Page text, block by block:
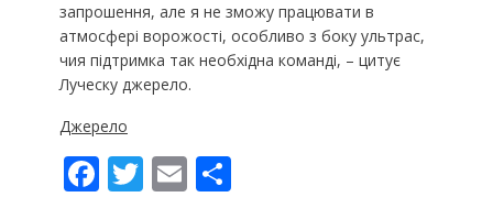
запрошення, але я не зможу працювати в
атмосфері ворожості, особливо з боку ультрас,
чия підтримка так необхідна команді, – цитує
Луческу джерело.
Джерело
F T E П